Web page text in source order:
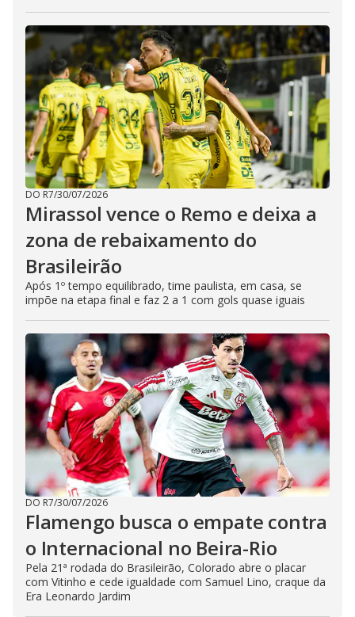
DO R7/30/07/2026
Mirassol vence o Remo e deixa a
zona de rebaixamento do
Brasileirão
Após 1º tempo equilibrado, time paulista, em casa, se
impõe na etapa final e faz 2 a 1 com gols quase iguais
DO R7/30/07/2026
Flamengo busca o empate contra
o Internacional no Beira-Rio
Pela 21ª rodada do Brasileirão, Colorado abre o placar
com Vitinho e cede igualdade com Samuel Lino, craque da
Era Leonardo Jardim